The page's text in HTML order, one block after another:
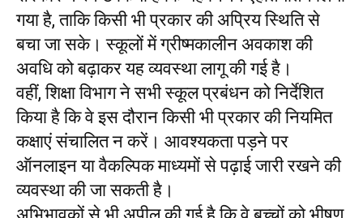
गया है, ताकि किसी भी प्रकार की अप्रिय स्थिति से
बचा जा सके। स्कूलों में ग्रीष्मकालीन अवकाश की
अवधि को बढ़ाकर यह व्यवस्था लागू की गई है।
वहीं, शिक्षा विभाग ने सभी स्कूल प्रबंधन को निर्देशित
किया है कि वे इस दौरान किसी भी प्रकार की नियमित
कक्षाएं संचालित न करें। आवश्यकता पड़ने पर
ऑनलाइन या वैकल्पिक माध्यमों से पढ़ाई जारी रखने की
व्यवस्था की जा सकती है।